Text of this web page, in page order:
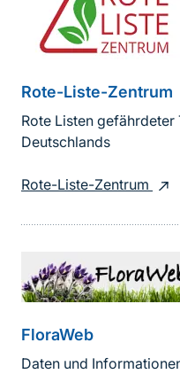
Rote-Liste-Zentrum
Rote Listen
Deutschlands
Rote-Liste-Zentrum
FloraWeb
Daten und